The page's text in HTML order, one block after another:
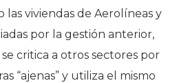
las viviendas de Aerolíneas y
por la gestión anterior,
critica a otros sectores por
“ajenas” y utiliza el mismo